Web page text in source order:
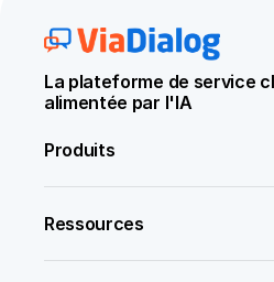
La plateforme de service
alimentée par l'IA
Produits
Ressources